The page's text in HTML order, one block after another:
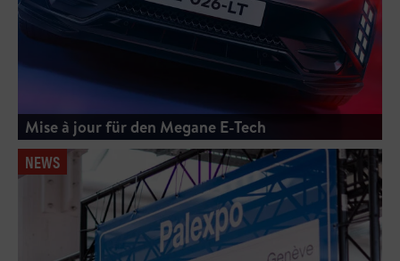
Mise à jour für den Megane E-Tech
NEWS